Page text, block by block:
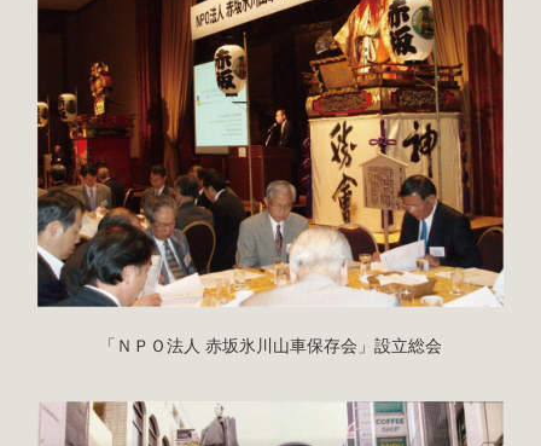
「ＮＰＯ法人 赤坂氷川山車保存会」設立総会